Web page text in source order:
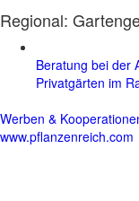
Regional:
Beratung bei der
Privatgärten im
Werben &
www.pflanzenreich.com